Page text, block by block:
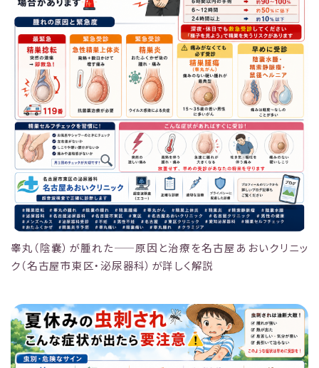
睾丸（陰嚢）が腫れた——原因と治療を名古屋あおいクリニッ
ク（名古屋市東区・泌尿器科）が詳しく解説